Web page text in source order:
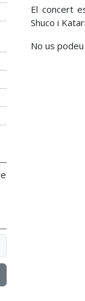
contrasenya
El concert
Shuco i
No us